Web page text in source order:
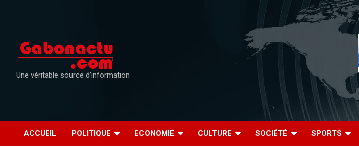
Une véritable source d'information
ACCUEIL POLITIQUE ECONOMIE CULTURE SOCIÉTÉ SPORTS